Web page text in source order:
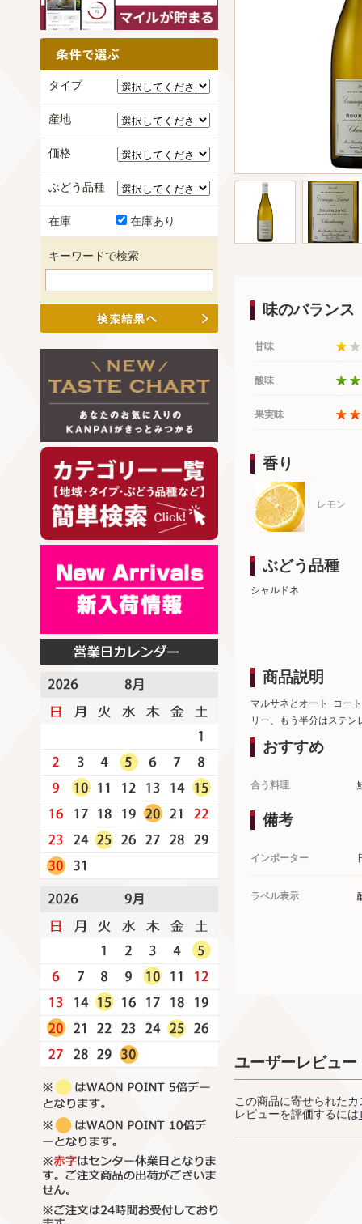
味のバランス
甘味
酸味
果実味
香り
レモン
ぶどう品種
シャルドネ
商品説明
マルサネとオート･コー
リー、もう半分はステ
おすすめ
合う料理
備考
インポーター
ラベル表示
ユーザーレビュー
この商品に寄せられた
レビューを評価するには
タイプ
産地
価格
ぶどう品種
在庫 在庫あり
キーワードで検索